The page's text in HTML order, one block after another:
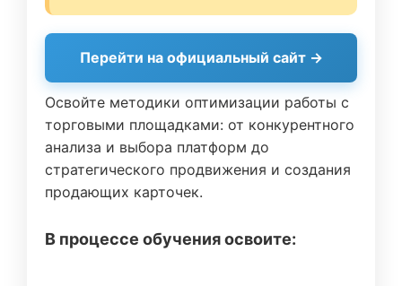
Перейти на официальный сайт →
Освойте методики оптимизации работы с
торговыми площадками: от конкурентного
анализа и выбора платформ до
стратегического продвижения и создания
продающих карточек.
В процессе обучения освоите: